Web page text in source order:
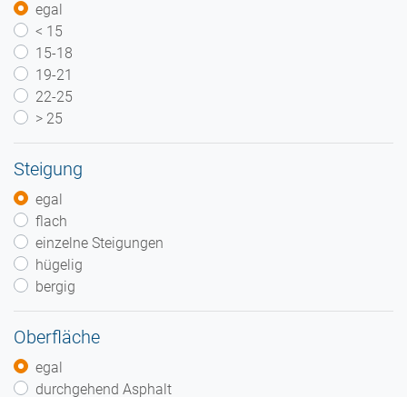
egal
< 15
15-18
19-21
22-25
> 25
Steigung
egal
flach
einzelne Steigungen
hügelig
bergig
Oberfläche
egal
durchgehend Asphalt